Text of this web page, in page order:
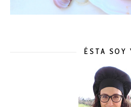
ÉSTA SOY